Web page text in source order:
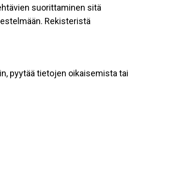
suorittaminen sitä
Rekisteristä
pyytää tietojen oikaisemista tai